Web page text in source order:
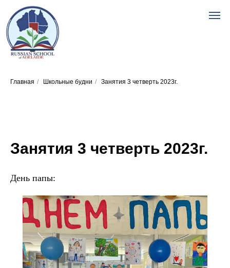
Главная / Школьные будни / Занятия 3 четверть 2023г.
Занятия 3 четверть 2023г.
День папы: